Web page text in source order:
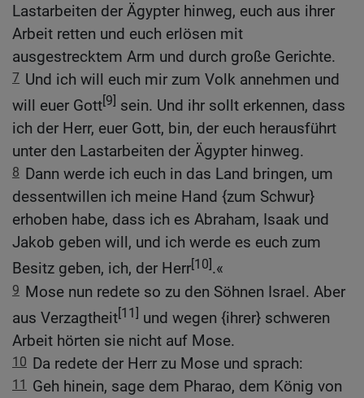
Lastarbeiten der Ägypter hinweg, euch aus ihrer
Arbeit retten und euch erlösen mit
ausgestrecktem Arm und durch große Gerichte.
7 Und ich will euch mir zum Volk annehmen und
will euer Gott[9] sein. Und ihr sollt erkennen, dass
ich der Herr, euer Gott, bin, der euch herausführt
unter den Lastarbeiten der Ägypter hinweg.
8 Dann werde ich euch in das Land bringen, um
dessentwillen ich meine Hand {zum Schwur}
erhoben habe, dass ich es Abraham, Isaak und
Jakob geben will, und ich werde es euch zum
Besitz geben, ich, der Herr[10].«
9 Mose nun redete so zu den Söhnen Israel. Aber
aus Verzagtheit[11] und wegen {ihrer} schweren
Arbeit hörten sie nicht auf Mose.
10 Da redete der Herr zu Mose und sprach:
11 Geh hinein, sage dem Pharao, dem König von